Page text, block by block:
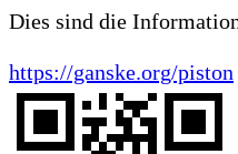
Dies sind die
https://ganske.org/piston